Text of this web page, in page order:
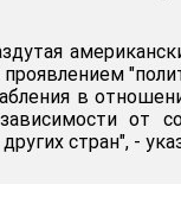
в
от
других стран", -